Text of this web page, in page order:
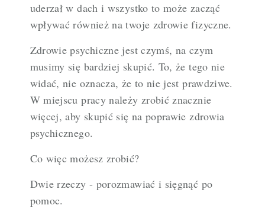
uderzał w dach i wszystko to może zacząć
wpływać również na twoje zdrowie fizyczne.
Zdrowie psychiczne jest czymś, na czym
musimy się bardziej skupić. To, że tego nie
widać, nie oznacza, że to nie jest prawdziwe.
W miejscu pracy należy zrobić znacznie
więcej, aby skupić się na poprawie zdrowia
psychicznego.
Co więc możesz zrobić?
Dwie rzeczy - porozmawiać i sięgnąć po
pomoc.